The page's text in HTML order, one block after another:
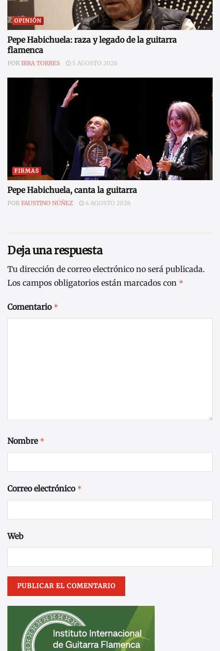
OPINIÓN
Pepe Habichuela: raza y legado de la guitarra
flamenca
POR IRRA TORRES 5 AGOSTO 2026
FIRMAS
Pepe Habichuela, canta la guitarra
POR FAUSTINO NÚÑEZ 4 AGOSTO 2026
Deja una respuesta
Tu dirección de correo electrónico no será publicada.
Los campos obligatorios están marcados con *
Comentario *
Nombre *
Correo electrónico *
Web